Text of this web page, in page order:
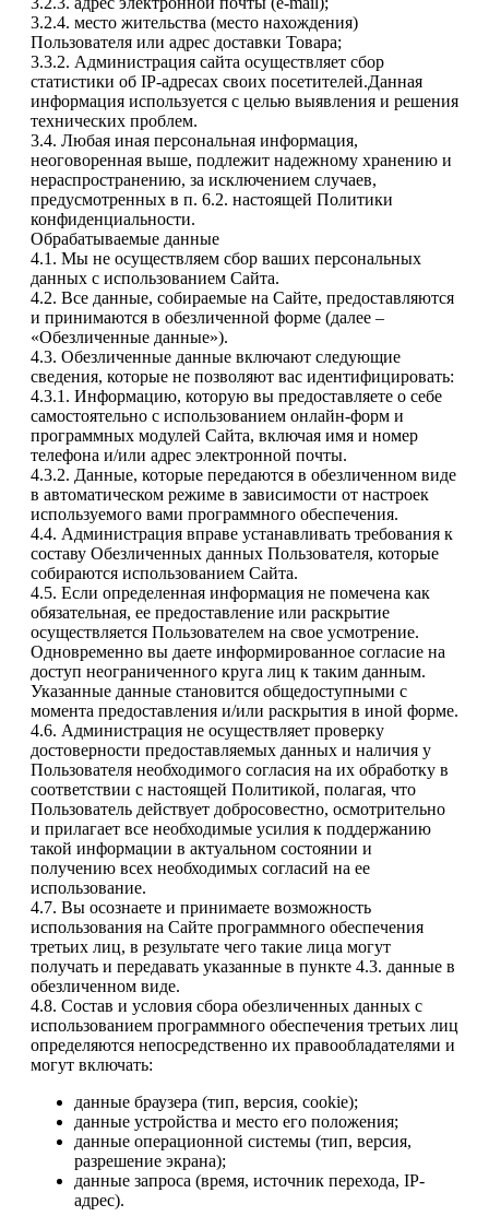
3.2.4. место жительства (место нахождения)
Пользователя или адрес доставки Товара;
3.3.2. Администрация сайта осуществляет сбор
статистики об IP-адресах своих посетителей.Данная
информация используется с целью выявления и решения
технических проблем.
3.4. Любая иная персональная информация,
неоговоренная выше, подлежит надежному хранению и
нераспространению, за исключением случаев,
предусмотренных в п. 6.2. настоящей Политики
конфиденциальности.
Обрабатываемые данные
4.1. Мы не осуществляем сбор ваших персональных
данных с использованием Сайта.
4.2. Все данные, собираемые на Сайте, предоставляются
и принимаются в обезличенной форме (далее –
«Обезличенные данные»).
4.3. Обезличенные данные включают следующие
сведения, которые не позволяют вас идентифицировать:
4.3.1. Информацию, которую вы предоставляете о себе
самостоятельно с использованием онлайн-форм и
программных модулей Сайта, включая имя и номер
телефона и/или адрес электронной почты.
4.3.2. Данные, которые передаются в обезличенном виде
в автоматическом режиме в зависимости от настроек
используемого вами программного обеспечения.
4.4. Администрация вправе устанавливать требования к
составу Обезличенных данных Пользователя, которые
собираются использованием Сайта.
4.5. Если определенная информация не помечена как
обязательная, ее предоставление или раскрытие
осуществляется Пользователем на свое усмотрение.
Одновременно вы даете информированное согласие на
доступ неограниченного круга лиц к таким данным.
Указанные данные становится общедоступными с
момента предоставления и/или раскрытия в иной форме.
4.6. Администрация не осуществляет проверку
достоверности предоставляемых данных и наличия у
Пользователя необходимого согласия на их обработку в
соответствии с настоящей Политикой, полагая, что
Пользователь действует добросовестно, осмотрительно
и прилагает все необходимые усилия к поддержанию
такой информации в актуальном состоянии и
получению всех необходимых согласий на ее
использование.
4.7. Вы осознаете и принимаете возможность
использования на Сайте программного обеспечения
третьих лиц, в результате чего такие лица могут
получать и передавать указанные в пункте 4.3. данные в
обезличенном виде.
4.8. Состав и условия сбора обезличенных данных с
использованием программного обеспечения третьих лиц
определяются непосредственно их правообладателями и
могут включать:
данные браузера (тип, версия, cookie);
данные устройства и место его положения;
данные операционной системы (тип, версия,
разрешение экрана);
данные запроса (время, источник перехода, IP-
адрес).